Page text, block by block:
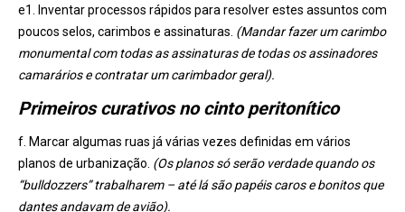
e1. Inventar processos rápidos para resolver estes assuntos com
poucos selos, carimbos e assinaturas. (Mandar fazer um carimbo
monumental com todas as assinaturas de todas os assinadores
camarários e contratar um carimbador geral).
Primeiros curativos no cinto peritonítico
f. Marcar algumas ruas já várias vezes definidas em vários
planos de urbanização. (Os planos só serão verdade quando os
“bulldozzers” trabalharem – até lá são papéis caros e bonitos que
dantes andavam de avião).